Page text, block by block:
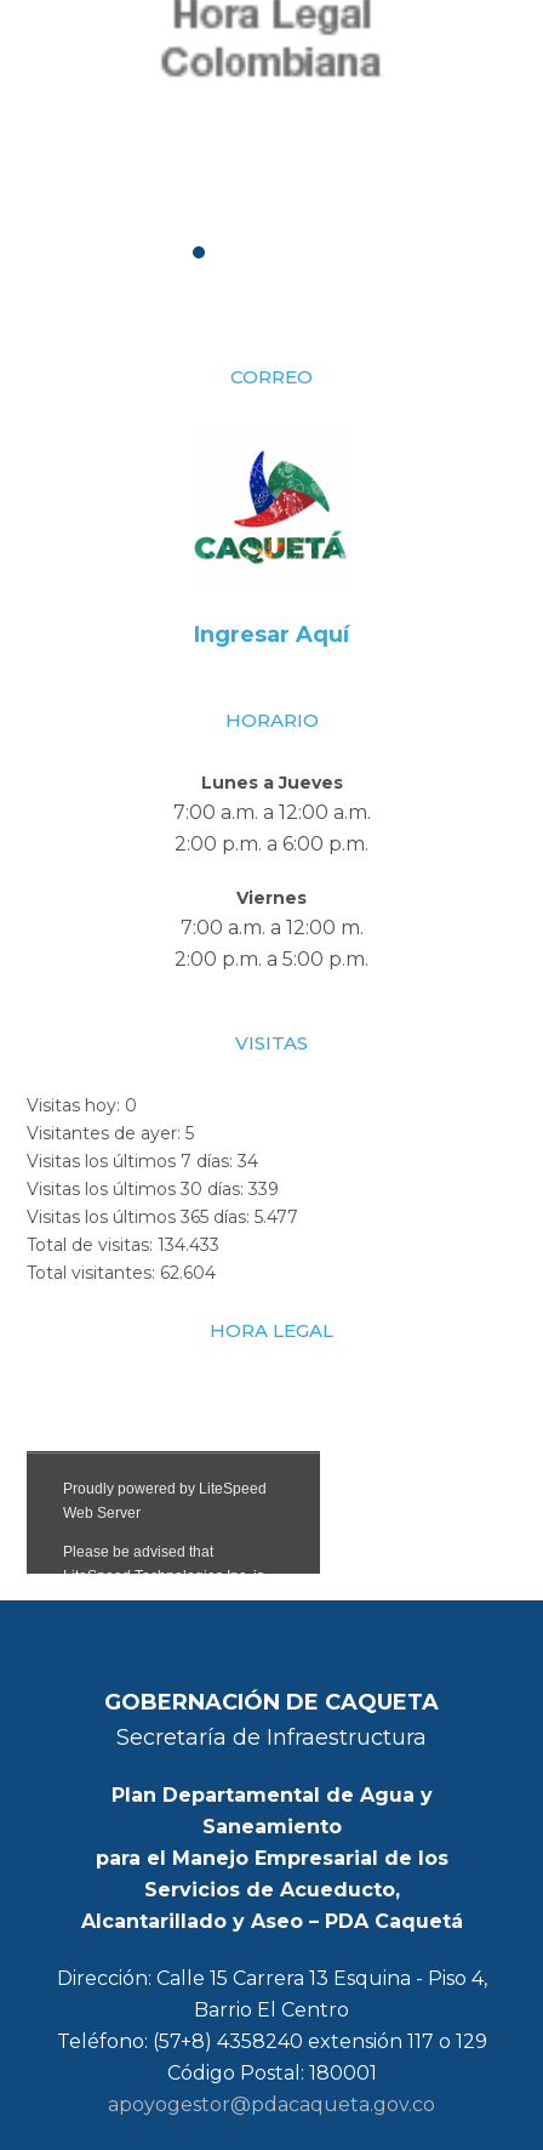
CORREO
Ingresar Aquí
HORARIO
Lunes a Jueves
7:00 a.m. a 12:00 a.m.
2:00 p.m. a 6:00 p.m.
Viernes
7:00 a.m. a 12:00 m.
2:00 p.m. a 5:00 p.m.
VISITAS
Visitas hoy: 0
Visitantes de ayer:5
Visitas los últimos 7 días:34
Visitas los últimos 30 días:339
Visitas los últimos 365 días:5.477
Total de visitas:134.433
Total visitantes: 62.604
HORA LEGAL
GOBERNACIÓN DE CAQUETA
Secretaría de Infraestructura
Plan Departamental de Agua y
Saneamiento
para el Manejo Empresarial de los
Servicios de Acueducto,
Alcantarillado y Aseo – PDA Caquetá
Dirección: Calle 15 Carrera 13 Esquina - Piso 4,
Barrio El Centro
Teléfono: (57+8) 4358240 extensión 117 o 129
Código Postal: 180001
apoyogestor@pdacaqueta.gov.co